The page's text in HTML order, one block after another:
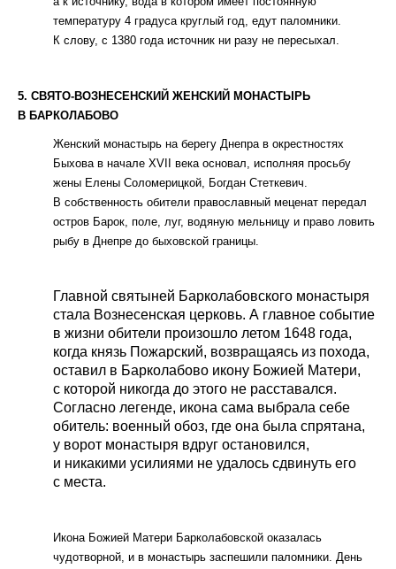
температуру 4 градуса круглый год, едут паломники.
К слову, с 1380 года источник ни разу не пересыхал.
5. СВЯТО-ВОЗНЕСЕНСКИЙ ЖЕНСКИЙ МОНАСТЫРЬ
В БАРКОЛАБОВО
Женский монастырь на берегу Днепра в окрестностях
Быхова в начале XVII века основал, исполняя просьбу
жены Елены Соломерицкой, Богдан Стеткевич.
В собственность обители православный меценат передал
остров Барок, поле, луг, водяную мельницу и право ловить
рыбу в Днепре до быховской границы.
Главной святыней Барколабовского монастыря
стала Вознесенская церковь. А главное событие
в жизни обители произошло летом 1648 года,
когда князь Пожарский, возвращаясь из похода,
оставил в Барколабово икону Божией Матери,
с которой никогда до этого не расставался.
Согласно легенде, икона сама выбрала себе
обитель: военный обоз, где она была спрятана,
у ворот монастыря вдруг остановился,
и никакими усилиями не удалось сдвинуть его
с места.
Икона Божией Матери Барколабовской оказалась
чудотворной, и в монастырь заспешили паломники. День